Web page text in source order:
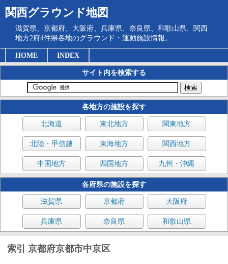
関西グラウンド地図
滋賀県、京都府、大阪府、兵庫県、奈良県、和歌山県、関西
地方2府4件県各地のグラウンド・運動施設情報。
HOME INDEX
サイト内を検索する
各地方の施設を探す
北海道 東北地方 関東地方
北陸・甲信越 東海地方 関西地方
中国地方 四国地方 九州・沖縄
各府県の施設を探す
滋賀県 京都府 大阪府
兵庫県 奈良県 和歌山県
索引 京都府京都市中京区